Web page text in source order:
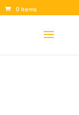
0 items